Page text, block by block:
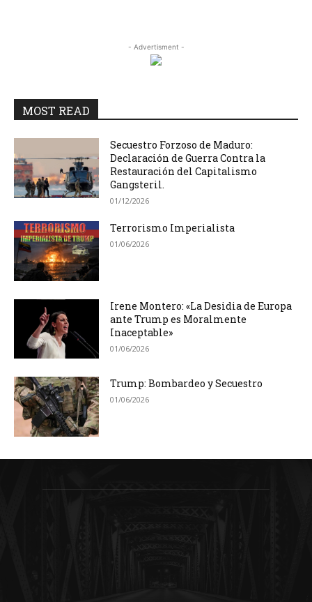
- Advertisment -
MOST READ
Secuestro Forzoso de Maduro:
Declaración de Guerra Contra la
Restauración del Capitalismo
Gangsteril.
01/12/2026
Terrorismo Imperialista
01/06/2026
Irene Montero: «La Desidia de Europa
ante Trump es Moralmente
Inaceptable»
01/06/2026
Trump: Bombardeo y Secuestro
01/06/2026